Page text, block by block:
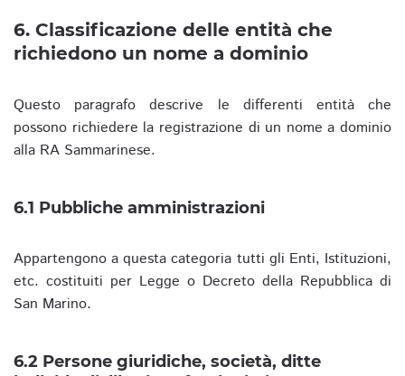
6. Classificazione delle entità che
richiedono un nome a dominio
Questo paragrafo descrive le differenti entità che
possono richiedere la registrazione di un nome a dominio
alla RA Sammarinese.
6.1 Pubbliche amministrazioni
Appartengono a questa categoria tutti gli Enti, Istituzioni,
etc. costituiti per Legge o Decreto della Repubblica di
San Marino.
6.2 Persone giuridiche, società, ditte